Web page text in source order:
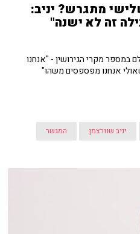
מתגרש? יניב:
זה לא ישנה"
במספר מקרי הגירושין - "אנחנו
אנחנו מפספסים משהו"
יניב שוורצמן המגשר